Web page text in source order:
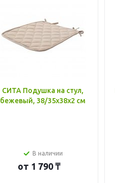
СИТА Подушка на стул,
бежевый, 38/35x38x2 см
В наличии
от 1 790 ₸